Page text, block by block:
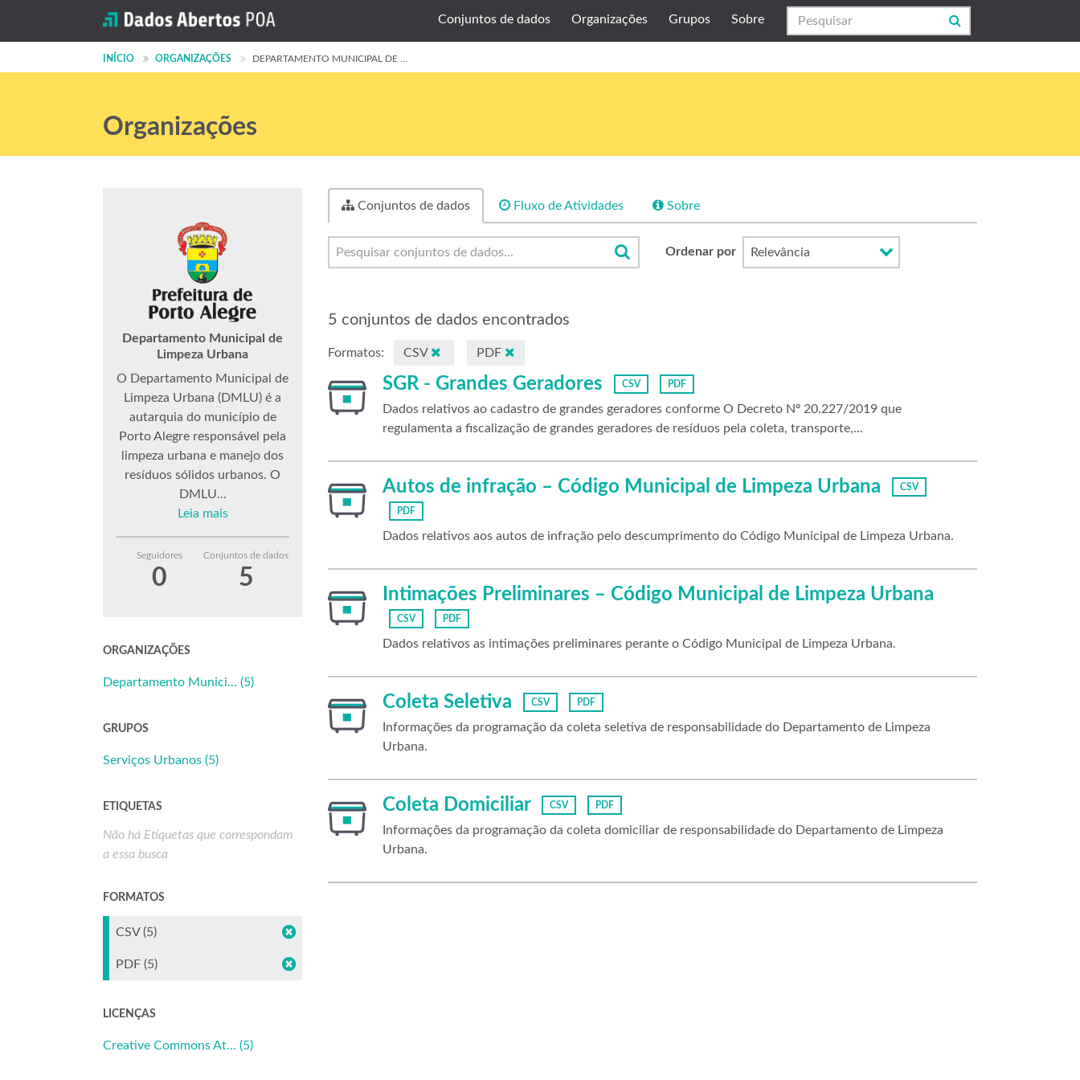
Conjuntos de dados Organizações Grupos Sobre
INÍCIO ORGANIZAÇÕES DEPARTAMENTO MUNICIPAL DE ...
Organizações
Conjuntos de dados Fluxo de Atividades Sobre
Ordenar por
5 conjuntos de dados encontrados
Formatos: CSV PDF
SGR - Grandes Geradores CSV PDF
Dados relativos ao cadastro de grandes geradores conforme O Decreto Nº 20.227/2019 que
regulamenta a fiscalização de grandes geradores de resíduos pela coleta, transporte,...
Autos de infração – Código Municipal de Limpeza Urbana CSV
PDF
Dados relativos aos autos de infração pelo descumprimento do Código Municipal de Limpeza Urbana.
Intimações Preliminares – Código Municipal de Limpeza Urbana
CSV PDF
Dados relativos as intimações preliminares perante o Código Municipal de Limpeza Urbana.
Coleta Seletiva CSV PDF
Informações da programação da coleta seletiva de responsabilidade do Departamento de Limpeza
Urbana.
Coleta Domiciliar CSV PDF
Informações da programação da coleta domiciliar de responsabilidade do Departamento de Limpeza
Urbana.
Departamento Municipal de
Limpeza Urbana
O Departamento Municipal de
Limpeza Urbana (DMLU) é a
autarquia do município de
Porto Alegre responsável pela
limpeza urbana e manejo dos
resíduos sólidos urbanos. O
DMLU...
Leia mais
Seguidores
0
Conjuntos de dados
5
ORGANIZAÇÕES
Departamento Munici... (5)
GRUPOS
Serviços Urbanos (5)
ETIQUETAS
Não há Etiquetas que correspondam
a essa busca
FORMATOS
CSV (5)
PDF (5)
LICENÇAS
Creative Commons At... (5)